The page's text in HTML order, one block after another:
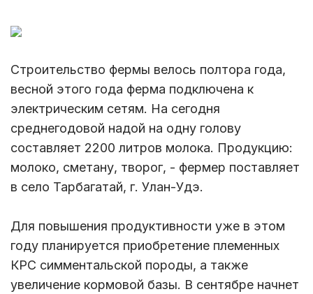
Строительство фермы велось полтора года,
весной этого года ферма подключена к
электрическим сетям. На сегодня
среднегодовой надой на одну голову
составляет 2200 литров молока. Продукцию:
молоко, сметану, творог, - фермер поставляет
в село Тарбагатай, г. Улан-Удэ.
Для повышения продуктивности уже в этом
году планируется приобретение племенных
КРС симментальской породы, а также
увеличение кормовой базы. В сентябре начнет